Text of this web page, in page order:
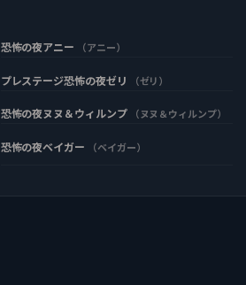
恐怖の夜アニー （アニー）
プレステージ恐怖の夜ゼリ （ゼリ）
恐怖の夜ヌヌ＆ウィルンプ （ヌヌ＆ウィルンプ）
恐怖の夜ベイガー （ベイガー）